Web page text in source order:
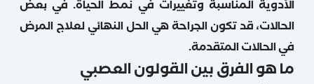
الأدوية المناسبة وتغييرات في نمط الحياة. في بعض
الحالات، قد تكون الجراحة هي الحل النهائي لعلاج المرض
في الحالات المتقدمة.
ما هو الفرق بين القولون العصبي